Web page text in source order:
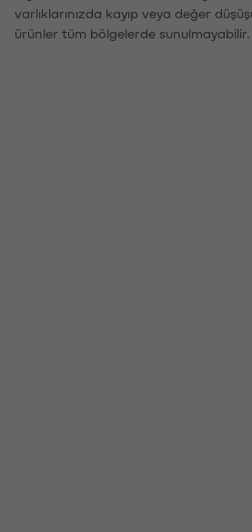
varlıklarınızda kayıp veya değer
ürünler tüm bölgelerde sunulmayabilir.